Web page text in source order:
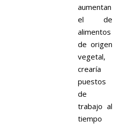
aumentan
el de
alimentos
de origen
vegetal,
crearía
puestos
de
trabajo al
tiempo